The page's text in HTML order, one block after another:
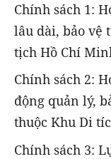
Chính sách 1:
lâu dài, bảo vệ
tịch Hồ Chí
Chính sách 2:
động quản lý,
thuộc Khu Di
Chính sách 3: